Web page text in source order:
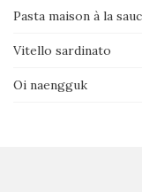
Pasta maison à la
Vitello sardinato
Oi naengguk